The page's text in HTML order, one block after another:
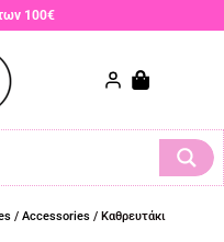
100€
/ Accessories / Καθρευτάκι